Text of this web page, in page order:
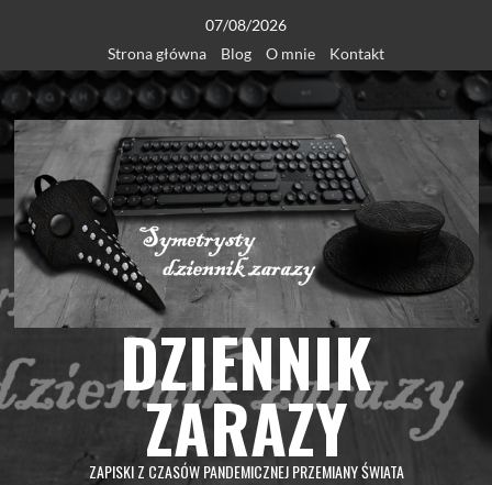
content
07/08/2026
Strona główna
Blog O mnie Kontakt
DZIENNIK
ZARAZY
ZAPISKI Z CZASÓW PANDEMICZNEJ PRZEMIANY ŚWIATA